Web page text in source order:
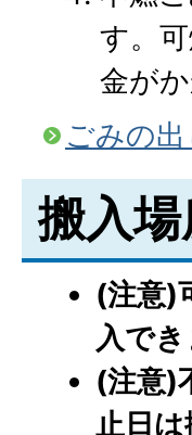
す。
金がか
ごみの
搬入
(注意)
入でき
(注意)
止日は